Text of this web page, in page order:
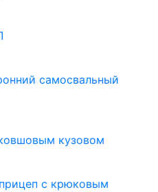
самосвальный
кузовом
с крюковым